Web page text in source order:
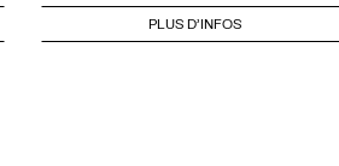
PLUS D'INFOS